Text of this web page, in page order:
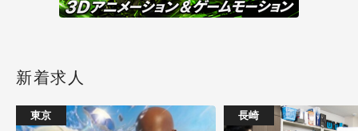
新着求人
東京 長崎